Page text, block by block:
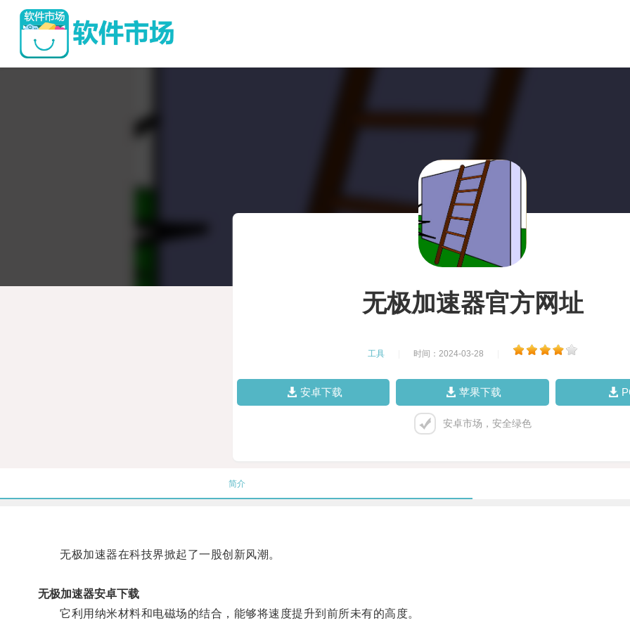
无极加速器官方网址
工具 时间：2024-03-28
安卓下载 苹果下载
安卓市场，安全绿色
简介
无极加速器在科技界掀起了一股创新风潮。
无极加速器安卓下载
它利用纳米材料和电磁场的结合，能够将速度提升到前所未有的高度。